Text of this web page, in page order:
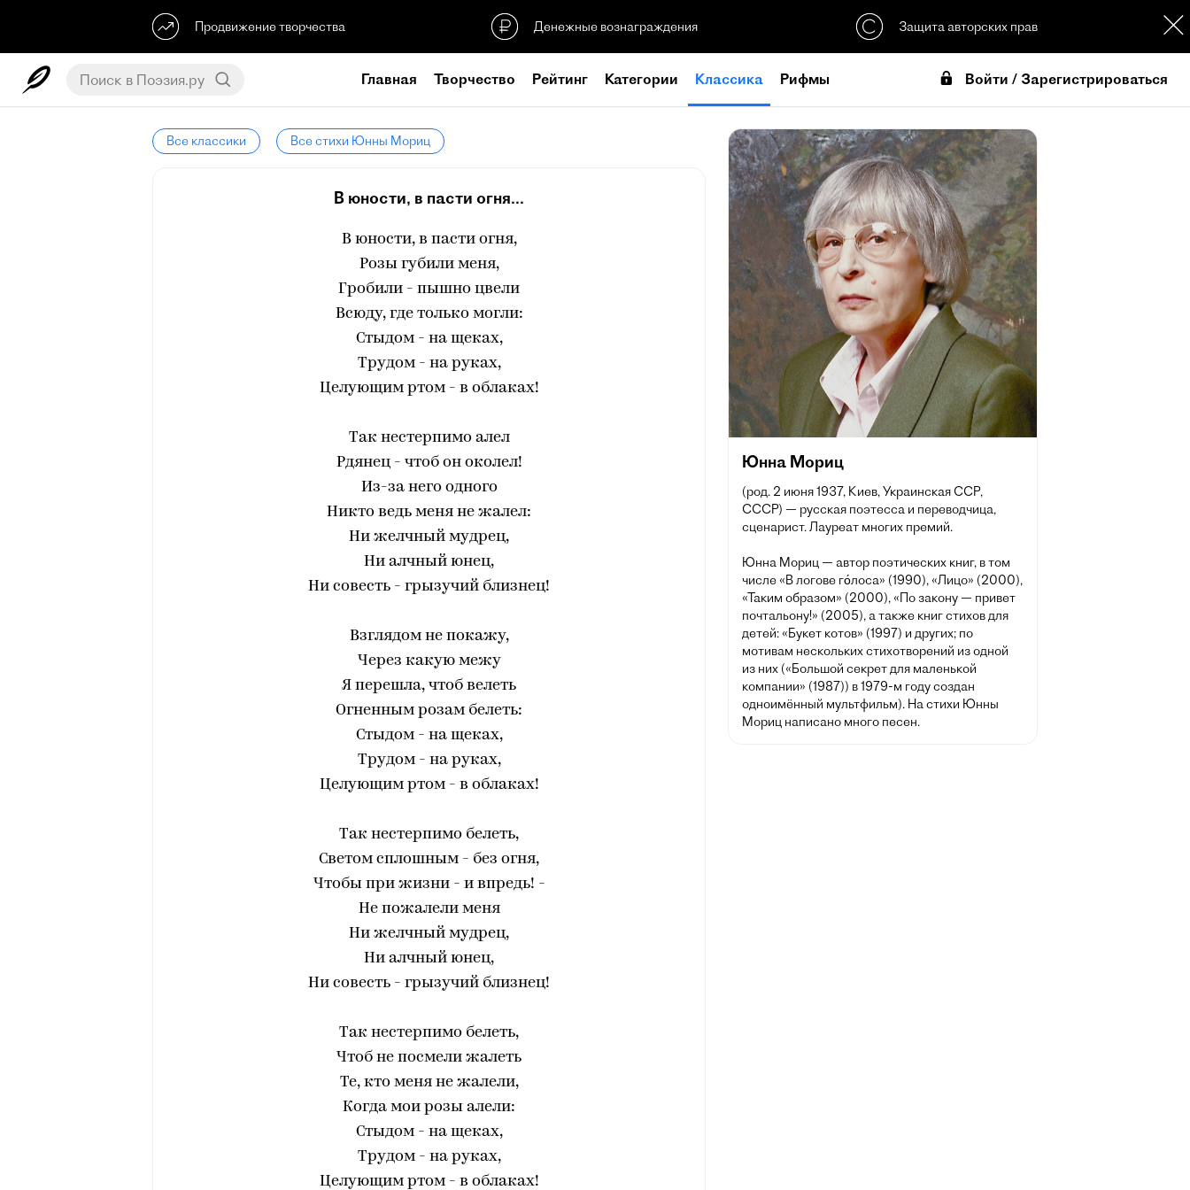
Продвижение творчества Денежные вознаграждения Защита авторских прав
Главная Творчество Рейтинг Категории Классика Рифмы Войти / Зарегистрироваться
Все классики Все стихи Юнны Мориц
В юности, в пасти огня...
В юности, в пасти огня,
Розы губили меня,
Гробили - пышно цвели
Всюду, где только могли:
Стыдом - на щеках,
Трудом - на руках,
Целующим ртом - в облаках!
Так нестерпимо алел
Рдянец - чтоб он околел!
Из-за него одного
Никто ведь меня не жалел:
Ни желчный мудрец,
Ни алчный юнец,
Ни совесть - грызучий близнец!
Взглядом не покажу,
Через какую межу
Я перешла, чтоб велеть
Огненным розам белеть:
Стыдом - на щеках,
Трудом - на руках,
Целующим ртом - в облаках!
Так нестерпимо белеть,
Светом сплошным - без огня,
Чтобы при жизни - и впредь! -
Не пожалели меня
Ни желчный мудрец,
Ни алчный юнец,
Ни совесть - грызучий близнец!
Так нестерпимо белеть,
Чтоб не посмели жалеть
Те, кто меня не жалели,
Когда мои розы алели:
Стыдом - на щеках,
Трудом - на руках,
Целующим ртом - в облаках!
Юнна Мориц
(род. 2 июня 1937, Киев, Украинская ССР,
СССР) — русская поэтесса и переводчица,
сценарист. Лауреат многих премий.
Юнна Мориц — автор поэтических книг, в том
числе «В логове го́лоса» (1990), «Лицо» (2000),
«Таким образом» (2000), «По закону — привет
почтальону!» (2005), а также книг стихов для
детей: «Букет котов» (1997) и других; по
мотивам нескольких стихотворений из одной
из них («Большой секрет для маленькой
компании» (1987)) в 1979-м году создан
одноимённый мультфильм). На стихи Юнны
Мориц написано много песен.